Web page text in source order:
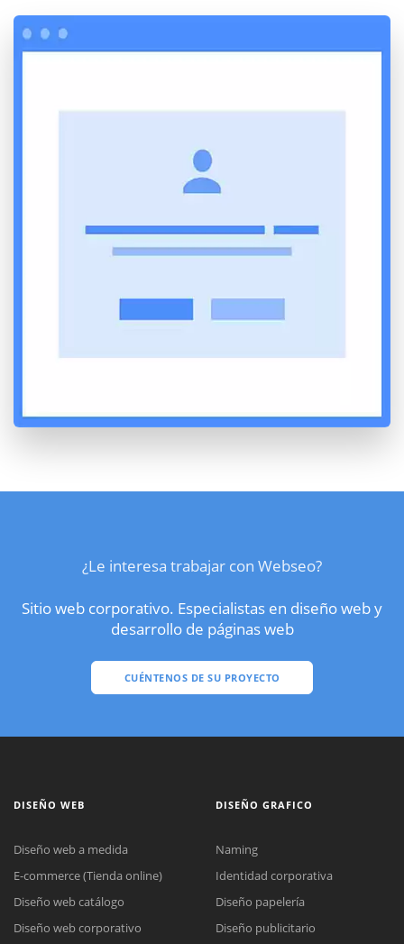
¿Le interesa trabajar con Webseo?
Sitio web corporativo. Especialistas en diseño web y
desarrollo de páginas web
CUÉNTENOS DE SU PROYECTO
DISEÑO WEB
Diseño web a medida
E-commerce (Tienda online)
Diseño web catálogo
Diseño web corporativo
DISEÑO GRAFICO
Naming
Identidad corporativa
Diseño papelería
Diseño publicitario